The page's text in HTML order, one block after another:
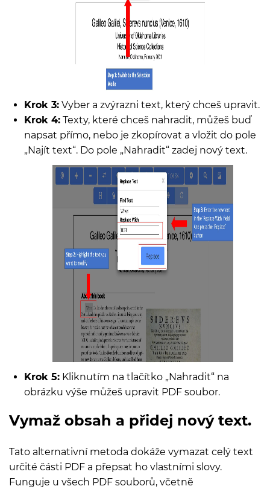
Krok 3: Vyber a zvýrazni text, který chceš upravit.
Krok 4: Texty, které chceš nahradit, můžeš buď
napsat přímo, nebo je zkopírovat a vložit do pole
„Najít text“. Do pole „Nahradit“ zadej nový text.
Krok 5: Kliknutím na tlačítko „Nahradit“ na
obrázku výše můžeš upravit PDF soubor.
Vymaž obsah a přidej nový text.
Tato alternativní metoda dokáže vymazat celý text
určité části PDF a přepsat ho vlastními slovy.
Funguje u všech PDF souborů, včetně